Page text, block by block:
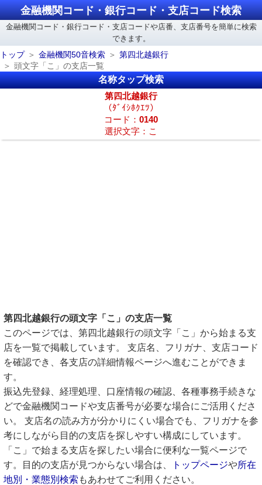
金融機関コード・銀行コード・支店コード検索
金融機関コード・銀行コード・支店コードや店番、支店番号を簡単に検索
できます。
トップ
金融機関50音検索
第四北越銀行
頭文字「こ」の支店一覧
名称タップ検索
第四北越銀行
（ﾀﾞｲｼﾎｸｴﾂ）
コード： 0140
選択文字：こ
第四北越銀行の頭文字「こ」の支店一覧
このページでは、第四北越銀行の頭文字「こ」から始まる支
店を一覧で掲載しています。 支店名、フリガナ、支店コード
を確認でき、各支店の詳細情報ページへ進むことができま
す。
振込先登録、経理処理、口座情報の確認、各種事務手続きな
どで金融機関コードや支店番号が必要な場合にご活用くださ
い。 支店名の読み方が分かりにくい場合でも、フリガナを参
考にしながら目的の支店を探しやすい構成にしています。
「こ」で始まる支店を探したい場合に便利な一覧ページで
す。目的の支店が見つからない場合は、
トップページや所在
地別・業態別検索 もあわせてご利用ください。